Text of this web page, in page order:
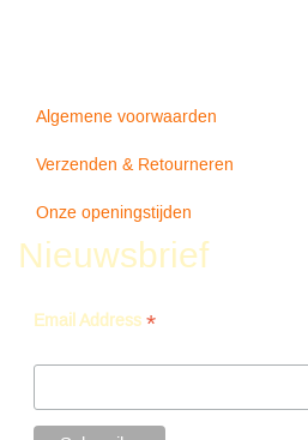
Algemene voorwaarden
Verzenden & Retourneren
Onze openingstijden
Nieuwsbrief
Email Address *